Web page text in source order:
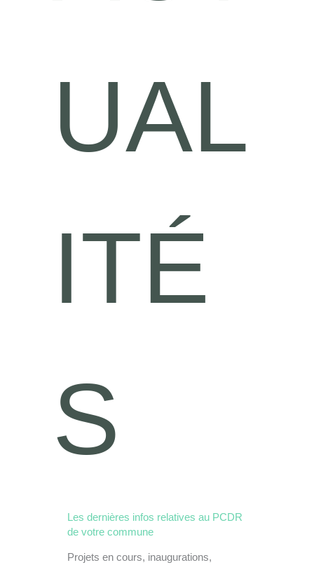
UAL
ITÉ
S
Les dernières infos relatives au PCDR
de votre commune
Projets en cours, inaugurations,